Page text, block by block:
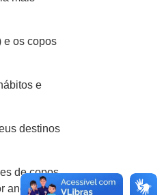
e os copos
e
destinos
de copos
ano.